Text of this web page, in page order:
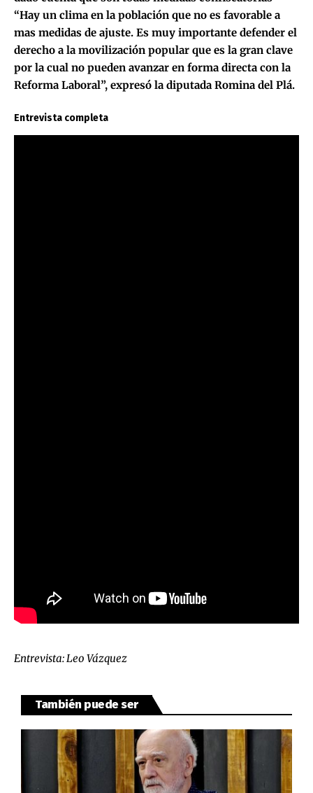
“Hay un clima en la población que no es favorable a
mas medidas de ajuste. Es muy importante defender el
derecho a la movilización popular que es la gran clave
por la cual no pueden avanzar en forma directa con la
Reforma Laboral”, expresó la diputada Romina del Plá.
Entrevista completa
Entrevista: Leo Vázquez
También puede ser